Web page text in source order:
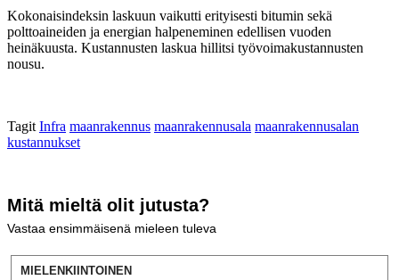
Kokonaisindeksin laskuun vaikutti erityisesti bitumin sekä
polttoaineiden ja energian halpeneminen edellisen vuoden
heinäkuusta. Kustannusten laskua hillitsi työvoimakustannusten
nousu.
Tagit Infra maanrakennus maanrakennusala maanrakennusalan
kustannukset
Mitä mieltä olit jutusta?
Vastaa ensimmäisenä mieleen tuleva
MIELENKIINTOINEN